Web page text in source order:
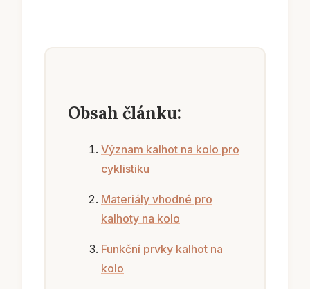
Obsah článku:
Význam kalhot na kolo pro
cyklistiku
Materiály vhodné pro
kalhoty na kolo
Funkční prvky kalhot na
kolo